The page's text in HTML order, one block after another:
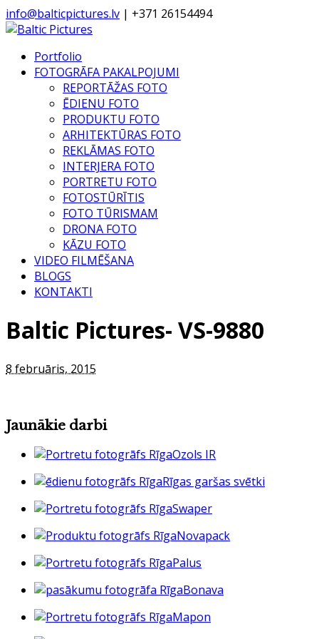
info@balticpictures.lv | +371 26154494
Portfolio
FOTOGRĀFA PAKALPOJUMI
REPORTĀŽAS FOTO
ĒDIENU FOTO
PRODUKTU FOTO
ARHITEKTŪRAS FOTO
REKLĀMAS FOTO
INTERJERA FOTO
PORTRETU FOTO
FOTOSTŪRĪTIS
FOTO TŪRISMAM
DRONA FOTO
KĀZU FOTO
VIDEO FILMĒŠANA
BLOGS
KONTAKTI
Baltic Pictures- VS-9880
8 februāris, 2015
Jaunākie darbi
Ozols IR
Rīgas garšas svētki
Swaper
Novapack
Palus
Bonava
Mapon